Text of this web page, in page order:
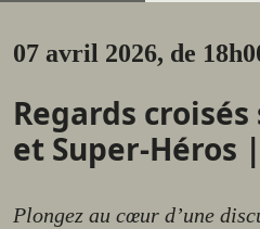
07 avril 2026, de
Regards
et Super-Héros
Plongez au cœur d’une